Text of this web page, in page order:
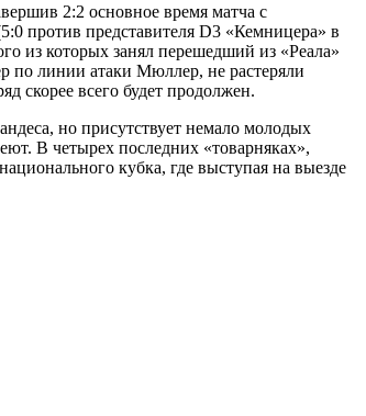
2:2 основное время матча с
против представителя D3 «Кемницера» в
из которых занял перешедший из «Реала»
по линии атаки Мюллер, не растеряли
скорее всего будет продолжен.
но присутствует немало молодых
В четырех последних «товарняках»,
кубка, где выступая на выезде